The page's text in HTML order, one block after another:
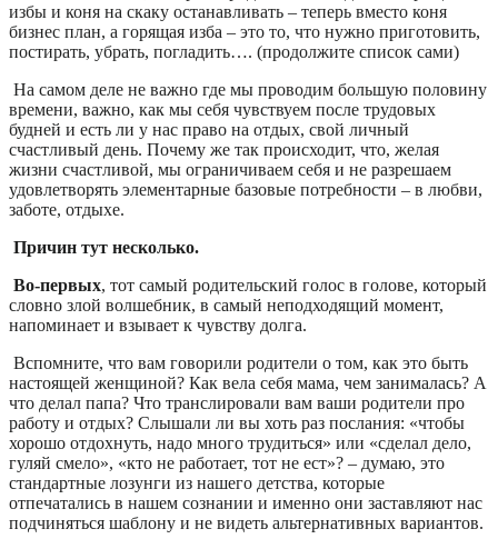
избы и коня на скаку останавливать – теперь вместо коня
бизнес план, а горящая изба – это то, что нужно приготовить,
постирать, убрать, погладить…. (продолжите список сами)
На самом деле не важно где мы проводим большую половину
времени, важно, как мы себя чувствуем после трудовых
будней и есть ли у нас право на отдых, свой личный
счастливый день. Почему же так происходит, что, желая
жизни счастливой, мы ограничиваем себя и не разрешаем
удовлетворять элементарные базовые потребности – в любви,
заботе, отдыхе.
Причин тут несколько.
Во-первых, тот самый родительский голос в голове, который
словно злой волшебник, в самый неподходящий момент,
напоминает и взывает к чувству долга.
Вспомните, что вам говорили родители о том, как это быть
настоящей женщиной? Как вела себя мама, чем занималась? А
что делал папа? Что транслировали вам ваши родители про
работу и отдых? Слышали ли вы хоть раз послания: «чтобы
хорошо отдохнуть, надо много трудиться» или «сделал дело,
гуляй смело», «кто не работает, тот не ест»? – думаю, это
стандартные лозунги из нашего детства, которые
отпечатались в нашем сознании и именно они заставляют нас
подчиняться шаблону и не видеть альтернативных вариантов.